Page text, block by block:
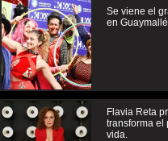
Se viene el
en
Flavia Reta
transforma el
vida.